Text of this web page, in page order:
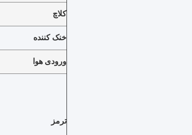
کلاچ
خنک کننده
ورودی هوا
ترمز